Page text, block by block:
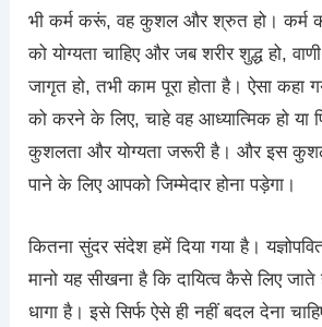
भी कर्म करूं, वह कुशल और श्रुत हो। कर्म
को योग्यता चाहिए और जब शरीर शुद्ध हो,
जागृत हो, तभी काम पूरा होता है। ऐसा कहा
को करने के लिए, चाहे वह आध्यात्मिक हो या
कुशलता और योग्यता जरूरी है। और इस
पाने के लिए आपको जिम्मेदार होना पड़ेगा।
कितना सुंदर संदेश हमें दिया गया है।
मानो यह सीखना है कि दायित्व कैसे लिए
धागा है। इसे सिर्फ ऐसे ही नहीं बदल देना